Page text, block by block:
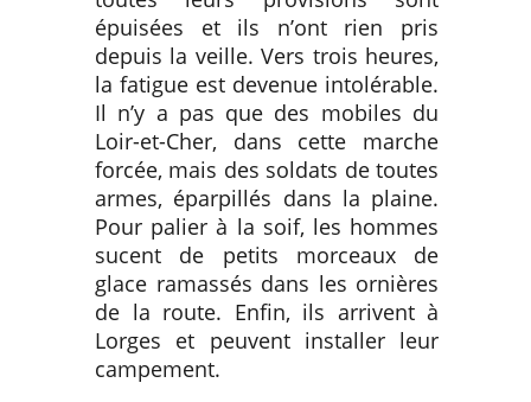
épuisées et ils n’ont rien pris
depuis la veille. Vers trois heures,
la fatigue est devenue intolérable.
Il n’y a pas que des mobiles du
Loir-et-Cher, dans cette marche
forcée, mais des soldats de toutes
armes, éparpillés dans la plaine.
Pour palier à la soif, les hommes
sucent de petits morceaux de
glace ramassés dans les ornières
de la route. Enfin, ils arrivent à
Lorges et peuvent installer leur
campement.